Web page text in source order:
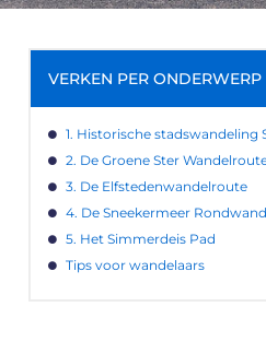
VERKEN PER ONDERWERP
1. Historische stadswandeling
2. De Groene Ster
3. De Elfstedenwandelroute
4. De Sneekermeer
5. Het Simmerdeis Pad
Tips voor wandelaars